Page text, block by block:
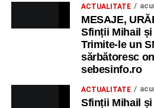
ACTUALITATE
MESAJE,
Sfinții Mihail și
Trimite-le un
sărbătoresc
sebesinfo.ro
ACTUALITATE
Sfinții Mihail și